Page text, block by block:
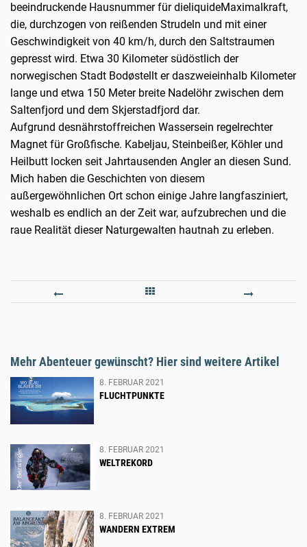
beeindruckende Hausnummer für dieliquideMaximalkraft,
die, durchzogen von reißenden Strudeln und mit einer
Geschwindigkeit von 40 km/h, durch den Saltstraumen
gepresst wird. Etwa 30 Kilometer südöstlich der
norwegischen Stadt Bodøstellt er daszweieinhalb Kilometer
lange und etwa 150 Meter breite Nadelöhr zwischen dem
Saltenfjord und dem Skjerstadfjord dar.
Aufgrund desnährstoffreichen Wassersein regelrechter
Magnet für Großfische. Kabeljau, Steinbeißer, Köhler und
Heilbutt locken seit Jahrtausenden Angler an diesen Sund.
Mich haben die Geschichten von diesem
außergewöhnlichen Ort schon einige Jahre langfasziniert,
weshalb es endlich an der Zeit war, aufzubrechen und die
raue Realität dieser Naturgewalten hautnah zu erleben.
WELTREKORD
Mehr Abenteuer gewünscht? Hier sind weitere Artikel
8. FEBRUAR 2021
FLUCHTPUNKTE
8. FEBRUAR 2021
WELTREKORD
8. FEBRUAR 2021
WANDERN EXTREM